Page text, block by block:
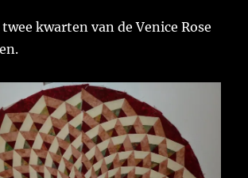
kwarten van de Venice Rose